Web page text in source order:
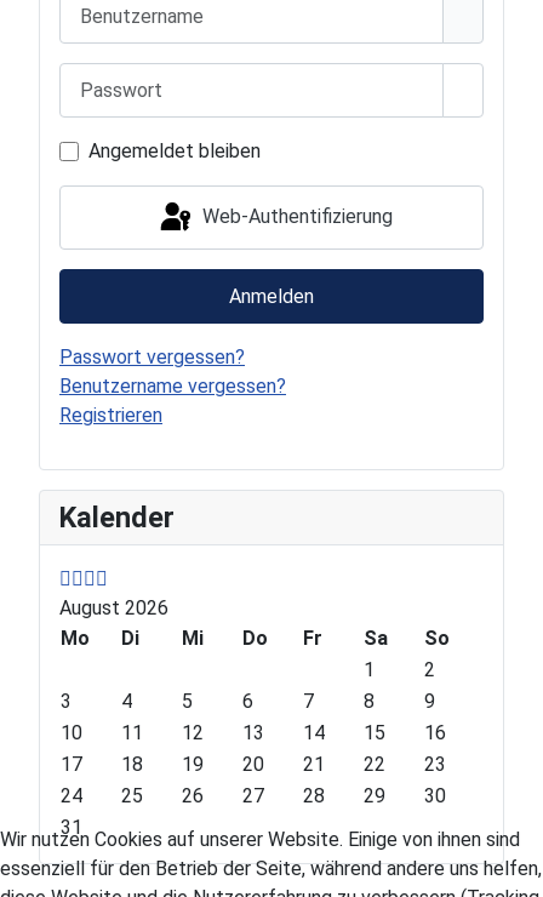
Angemeldet bleiben
Web-Authentifizierung
Anmelden
Passwort vergessen?
Benutzername vergessen?
Registrieren
Kalender
P
r
e
v
i
o
s
Y
e
a
P
r
e
v
i
o
M
o
n
h
N
e
x
t
Y
e
N
e
x
t
M
August 2026
Mo
Di Mi Do Fr Sa
So
1
2
3
4 5 6 7 8
9
10
11 12 13 14 15
16
17
18 19 20 21 22
23
24
25 26 27 28 29
30
31
Wir nutzen Cookies auf unserer Website. Einige von ihnen sind
essenziell für den Betrieb der Seite, während andere uns helfen,